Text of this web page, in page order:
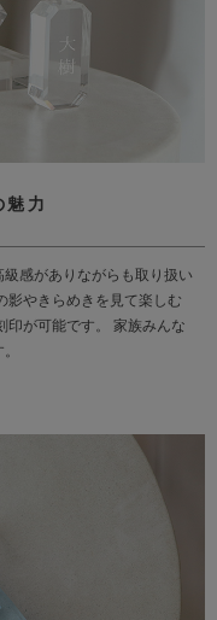
魅力
感がありながらも取り扱い
影やきらめきを見て楽しむ
印が可能です。 家族みんな